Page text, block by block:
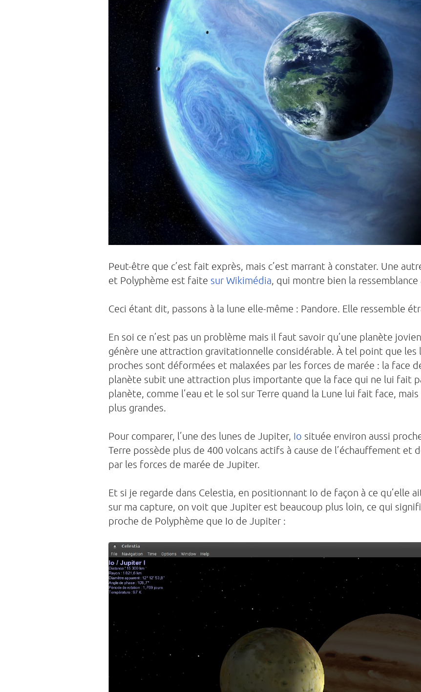
Peut-être que c’est fait exprès, mais c’est marrant à constater. Une
et Polyphème est faite sur Wikimédia, qui montre bien la ressemblance
Ceci étant dit, passons à la lune elle-même : Pandore. Elle ressemble
En soi ce n’est pas un problème mais il faut savoir qu’une planète
génère une attraction gravitationnelle considérable. À tel point que
proches sont déformées et malaxées par les forces de marée : la face
planète subit une attraction plus importante que la face qui ne lui fait
planète, comme l’eau et le sol sur Terre quand la Lune lui fait face,
plus grandes.
Pour comparer, l’une des lunes de Jupiter, Io située environ aussi
Terre possède plus de 400 volcans actifs à cause de l’échauffement et
par les forces de marée de Jupiter.
Et si je regarde dans Celestia, en positionnant Io de façon à ce qu’elle
sur ma capture, on voit que Jupiter est beaucoup plus loin, ce qui
proche de Polyphème que Io de Jupiter :